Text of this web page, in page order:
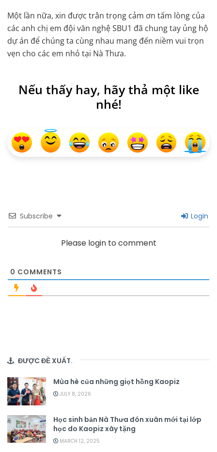
Một lần nữa, xin được trân trọng cảm ơn tấm lòng của
các anh chị em đội văn nghệ SBU1 đã chung tay ủng hộ
dự án để chúng ta cùng nhau mang đến niềm vui trọn
vẹn cho các em nhỏ tại Nà Thưa.
Nếu thấy hay, hãy thả một like
nhé!
Subscribe Login
Please login to comment
0 COMMENTS
ĐƯỢC ĐỀ XUẤT.
Mùa hè của những giọt hồng Kaopiz
JULY 8, 2026
Học sinh bản Nà Thưa đón xuân mới tại lớp
học do Kaopiz xây tặng
MARCH 12, 2025